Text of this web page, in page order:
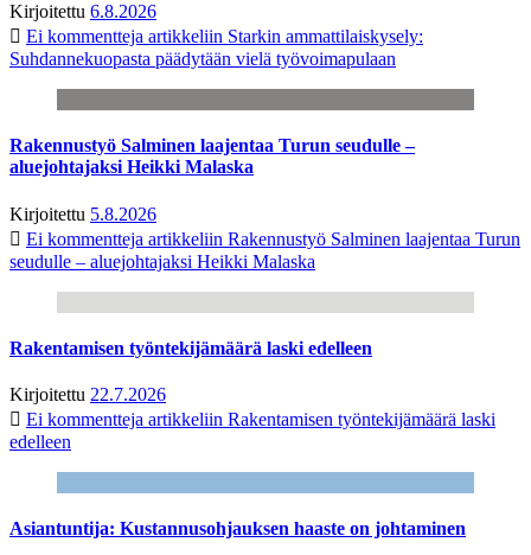
Kirjoitettu 6.8.2026
Ei kommentteja artikkeliin Starkin ammattilaiskysely:
Suhdannekuopasta päädytään vielä työvoimapulaan
Rakennustyö Salminen laajentaa Turun seudulle –
aluejohtajaksi Heikki Malaska
Kirjoitettu 5.8.2026
Ei kommentteja artikkeliin Rakennustyö Salminen laajentaa Turun
seudulle – aluejohtajaksi Heikki Malaska
Rakentamisen työntekijämäärä laski edelleen
Kirjoitettu 22.7.2026
Ei kommentteja artikkeliin Rakentamisen työntekijämäärä laski
edelleen
Asiantuntija: Kustannusohjauksen haaste on johtaminen